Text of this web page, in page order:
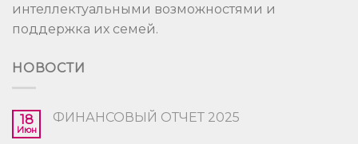
интеллектуальными возможностями и
поддержка их семей.
НОВОСТИ
18
Июн
ФИНАНСОВЫЙ ОТЧЕТ 2025